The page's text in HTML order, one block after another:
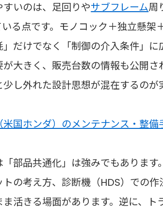
いのは、足回りやサブフレーム周
る点です。モノコック＋独立懸架
だけでなく「制御の介入条件」
大きく、販売台数の情報も公開さ
し外れた設計思想が混在するのが
米国ホンダ）のメンテナンス・整備
「部品共通化」は強みでもありま
の考え方、診断機（HDS）での作
活きる場面があります。逆に、